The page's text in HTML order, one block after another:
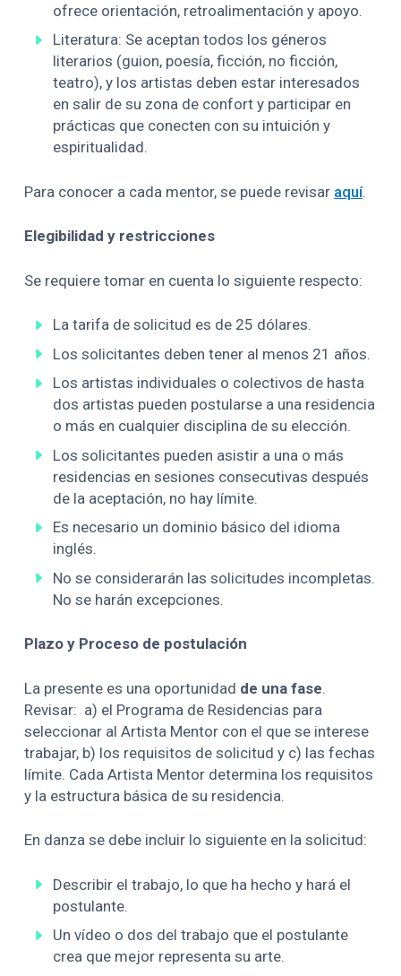
ofrece orientación, retroalimentación y apoyo.
Literatura: Se aceptan todos los géneros
literarios (guion, poesía, ficción, no ficción,
teatro), y los artistas deben estar interesados ​​
en salir de su zona de confort y participar en
prácticas que conecten con su intuición y
espiritualidad.
Para conocer a cada mentor, se puede revisar aquí.
Elegibilidad y restricciones
Se requiere tomar en cuenta lo siguiente respecto:
La tarifa de solicitud es de 25 dólares.
Los solicitantes deben tener al menos 21 años.
Los artistas individuales o colectivos de hasta
dos artistas pueden postularse a una residencia
o más en cualquier disciplina de su elección.
Los solicitantes pueden asistir a una o más
residencias en sesiones consecutivas después
de la aceptación, no hay límite.
Es necesario un dominio básico del idioma
inglés.
No se considerarán las solicitudes incompletas.
No se harán excepciones.
Plazo y Proceso de postulación
La presente es una oportunidad de una fase.
Revisar: a) el Programa de Residencias para
seleccionar al Artista Mentor con el que se interese
trabajar, b) los requisitos de solicitud y c) las fechas
límite. Cada Artista Mentor determina los requisitos
y la estructura básica de su residencia.
En danza se debe incluir lo siguiente en la solicitud:
Describir el trabajo, lo que ha hecho y hará el
postulante.
Un vídeo o dos del trabajo que el postulante
crea que mejor representa su arte.